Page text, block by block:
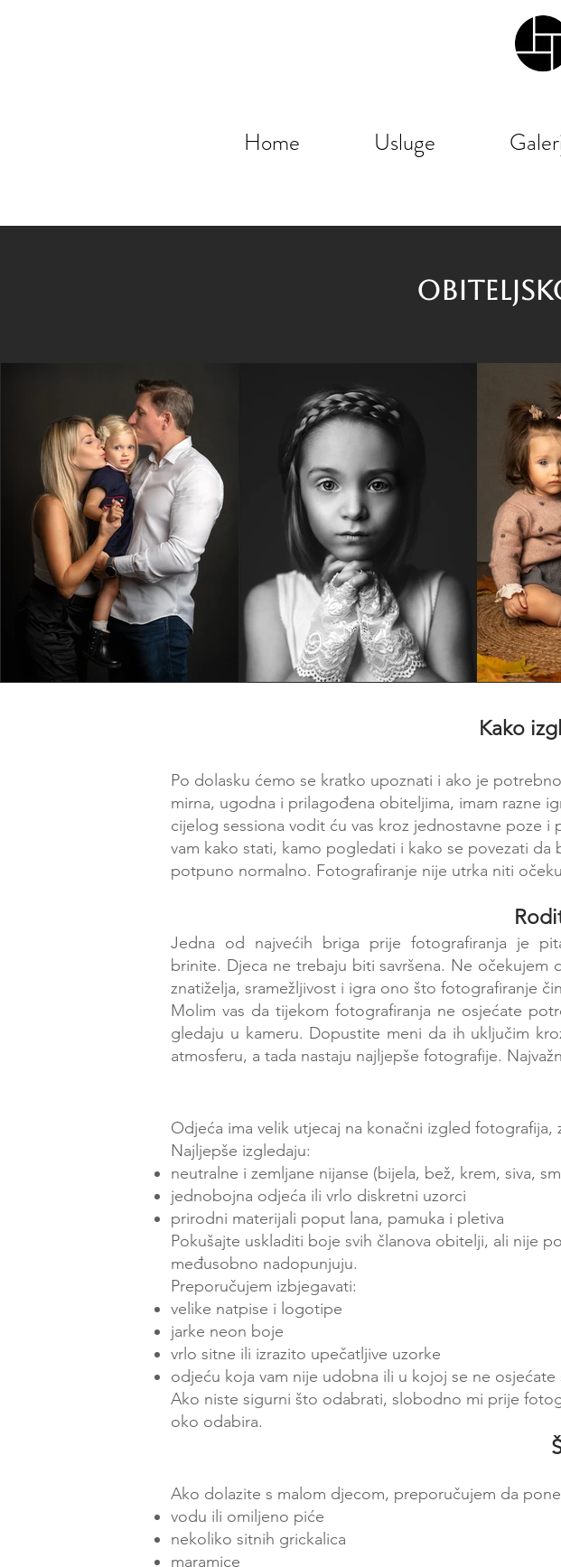
Home Usluge
Kako
Po dolasku ćemo se kratko upoznati i ako je
mirna, ugodna i prilagođena obiteljima, imam razne
cijelog sessiona vodit ću vas kroz jednostavne poze
vam kako stati, kamo pogledati i kako se povezati
potpuno normalno. Fotografiranje nije utrka niti
Jedna od najvećih briga prije fotografiranja je
brinite. Djeca ne trebaju biti savršena. Ne očekujem
znatiželja, sramežljivost i igra ono što fotografiranje
Molim vas da tijekom fotografiranja ne osjećate
gledaju u kameru. Dopustite meni da ih uključim
atmosferu, a tada nastaju najljepše fotografije.
Odjeća ima velik utjecaj na konačni izgled
Najljepše izgledaju:
neutralne i zemljane nijanse (bijela, bež, krem, siva,
jednobojna odjeća ili vrlo diskretni uzorci
prirodni materijali poput lana, pamuka i pletiva
Pokušajte uskladiti boje svih članova obitelji, ali nije
međusobno nadopunjuju.
Preporučujem izbjegavati:
velike natpise i logotipe
jarke neon boje
vrlo sitne ili izrazito upečatljive uzorke
odjeću koja vam nije udobna ili u kojoj se ne osjećate
Ako niste sigurni što odabrati, slobodno mi prije
oko odabira.
Ako dolazite s malom djecom, preporučujem da
vodu ili omiljeno piće
nekoliko sitnih grickalica
maramice